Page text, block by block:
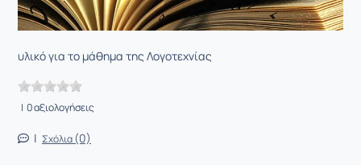
υλικό για το μάθημα της Λογοτεχνίας
| 0 αξιολογήσεις
| Σχόλια (0)